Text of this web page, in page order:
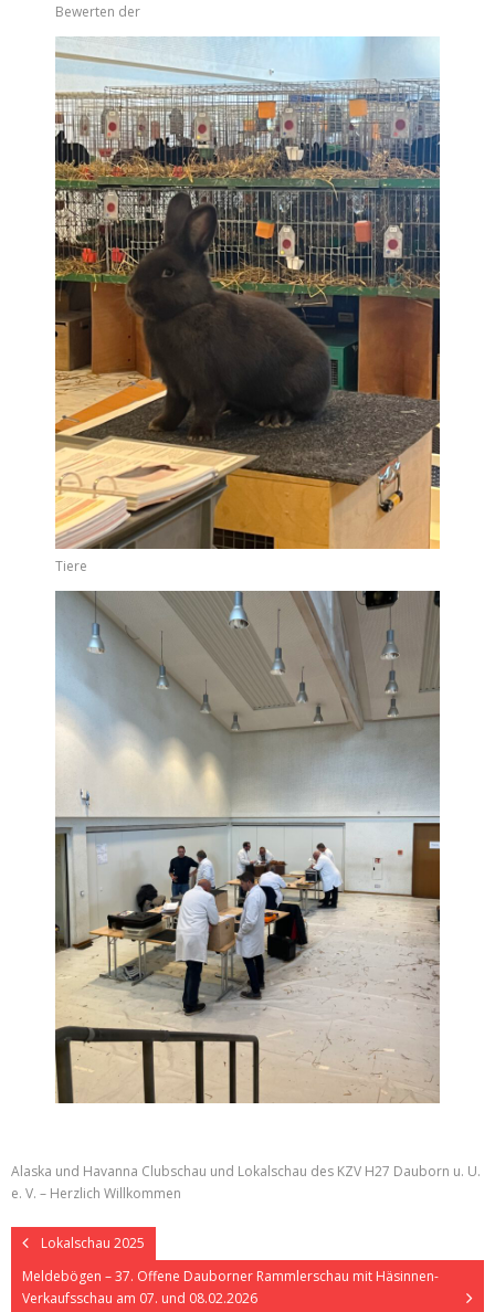
Bewerten der
Tiere
Alaska und Havanna Clubschau und Lokalschau des KZV H27 Dauborn u. U.
e. V. – Herzlich Willkommen
Lokalschau 2025
Meldebögen – 37. Offene Dauborner Rammlerschau mit Häsinnen-
Verkaufsschau am 07. und 08.02.2026